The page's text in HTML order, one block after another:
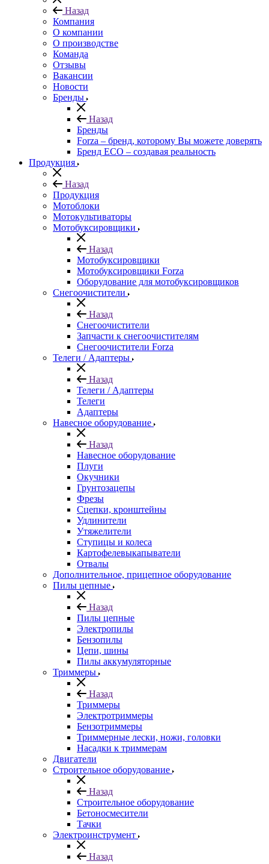
Назад
Компания
О компании
О производстве
Команда
Отзывы
Вакансии
Новости
Бренды
Назад
Бренды
Forza – бренд, которому Вы можете доверять
Бренд ECO – создавая реальность
Продукция
Назад
Продукция
Мотоблоки
Мотокультиваторы
Мотобуксировщики
Назад
Мотобуксировщики
Мотобуксировщики Forza
Оборудование для мотобуксировщиков
Снегоочистители
Назад
Снегоочистители
Запчасти к снегоочистителям
Снегоочистители Forza
Телеги / Адаптеры
Назад
Телеги / Адаптеры
Телеги
Адаптеры
Навесное оборудование
Назад
Навесное оборудование
Плуги
Окучники
Грунтозацепы
Фрезы
Сцепки, кронштейны
Удлинители
Утяжелители
Ступицы и колеса
Картофелевыкапыватели
Отвалы
Дополнительное, прицепное оборудование
Пилы цепные
Назад
Пилы цепные
Электропилы
Бензопилы
Цепи, шины
Пилы аккумуляторные
Триммеры
Назад
Триммеры
Электротриммеры
Бензотриммеры
Триммерные лески, ножи, головки
Насадки к триммерам
Двигатели
Строительное оборудование
Назад
Строительное оборудование
Бетоносмесители
Тачки
Электроинструмент
Назад